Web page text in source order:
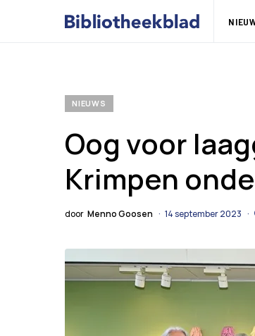
NIEUWS
Oog voor
Krimpen
door Menno Goosen 14 september 2023